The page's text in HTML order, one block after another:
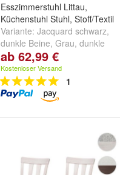
Esszimmerstuhl Littau,
Küchenstuhl Stuhl, Stoff/Textil
Variante: Jacquard schwarz,
dunkle Beine, Grau, dunkle
Beine,Grau, helle Beine
weitere ...
ab 62,99 €
Kostenloser Versand
1